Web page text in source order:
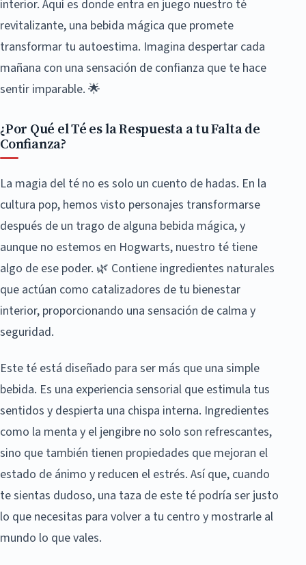
interior. Aquí es donde entra en juego nuestro té
revitalizante, una bebida mágica que promete
transformar tu autoestima. Imagina despertar cada
mañana con una sensación de confianza que te hace
sentir imparable. 🌟
¿Por Qué el Té es la Respuesta a tu Falta de
Confianza?
La magia del té no es solo un cuento de hadas. En la
cultura pop, hemos visto personajes transformarse
después de un trago de alguna bebida mágica, y
aunque no estemos en Hogwarts, nuestro té tiene
algo de ese poder. 🌿 Contiene ingredientes naturales
que actúan como catalizadores de tu bienestar
interior, proporcionando una sensación de calma y
seguridad.
Este té está diseñado para ser más que una simple
bebida. Es una experiencia sensorial que estimula tus
sentidos y despierta una chispa interna. Ingredientes
como la menta y el jengibre no solo son refrescantes,
sino que también tienen propiedades que mejoran el
estado de ánimo y reducen el estrés. Así que, cuando
te sientas dudoso, una taza de este té podría ser justo
lo que necesitas para volver a tu centro y mostrarle al
mundo lo que vales.